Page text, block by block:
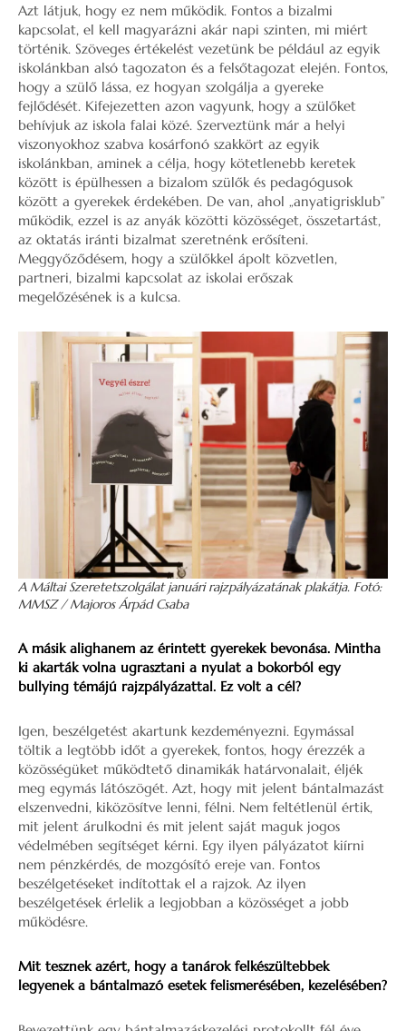
Azt látjuk, hogy ez nem működik. Fontos a bizalmi
kapcsolat, el kell magyarázni akár napi szinten, mi miért
történik. Szöveges értékelést vezetünk be például az egyik
iskolánkban alsó tagozaton és a felsőtagozat elején. Fontos,
hogy a szülő lássa, ez hogyan szolgálja a gyereke
fejlődését. Kifejezetten azon vagyunk, hogy a szülőket
behívjuk az iskola falai közé. Szerveztünk már a helyi
viszonyokhoz szabva kosárfonó szakkört az egyik
iskolánkban, aminek a célja, hogy kötetlenebb keretek
között is épülhessen a bizalom szülők és pedagógusok
között a gyerekek érdekében. De van, ahol „anyatigrisklub”
működik, ezzel is az anyák közötti közösséget, összetartást,
az oktatás iránti bizalmat szeretnénk erősíteni.
Meggyőződésem, hogy a szülőkkel ápolt közvetlen,
partneri, bizalmi kapcsolat az iskolai erőszak
megelőzésének is a kulcsa.
A Máltai Szeretetszolgálat januári rajzpályázatának plakátja. Fotó:
MMSZ / Majoros Árpád Csaba
A másik alighanem az érintett gyerekek bevonása. Mintha
ki akarták volna ugrasztani a nyulat a bokorból egy
bullying témájú rajzpályázattal. Ez volt a cél?
Igen, beszélgetést akartunk kezdeményezni. Egymással
töltik a legtöbb időt a gyerekek, fontos, hogy érezzék a
közösségüket működtető dinamikák határvonalait, éljék
meg egymás látószögét. Azt, hogy mit jelent bántalmazást
elszenvedni, kiközösítve lenni, félni. Nem feltétlenül értik,
mit jelent árulkodni és mit jelent saját maguk jogos
védelmében segítséget kérni. Egy ilyen pályázatot kiírni
nem pénzkérdés, de mozgósító ereje van. Fontos
beszélgetéseket indítottak el a rajzok. Az ilyen
beszélgetések érlelik a legjobban a közösséget a jobb
működésre.
Mit tesznek azért, hogy a tanárok felkészültebbek
legyenek a bántalmazó esetek felismerésében, kezelésében?